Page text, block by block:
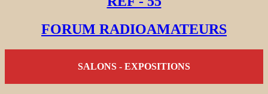
FORUM RADIOAMATEURS
SALONS - EXPOSITIONS